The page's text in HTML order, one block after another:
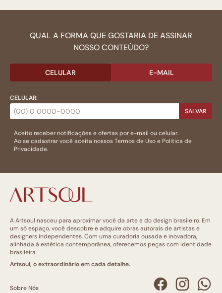
QUAL A FORMA QUE GOSTARIA DE ASSINAR
NOSSO CONTEÚDO?
CELULAR E-MAIL
CELULAR:
SALVAR
Aceito receber notificações e ofertas por e-mail ou celular.
Ao se cadastrar você aceita nossosTermos de Usoe Politica de
Privacidade.
A Artsoul nasceu para aproximar você da arte e do design brasileiro. Em
um só espaço, você descobre e adquire obras autorais de artistas e
designers independentes. Com uma curadoria ousada e inovadora,
alinhada à estética contemporânea, oferecemos peças com identidade
brasileira.
Artsoul, o extraordinário em cada detalhe.
Sobre Nós